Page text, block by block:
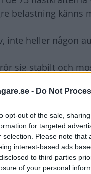
- Do Not
opt-out of the sale,
for targeted
selection. Please note
interest-based ads
to third parties
of your personal
belastning känns
inte heller någon
sig stabilt och
blir aldrig
eller minst i
Det